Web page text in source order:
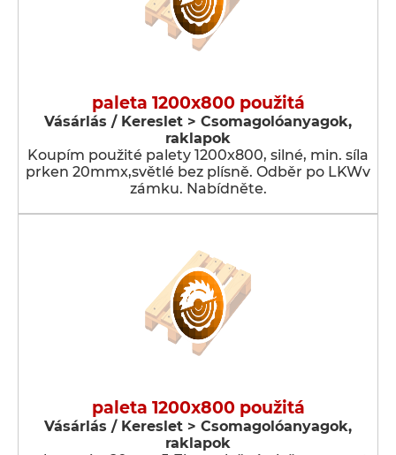
paleta 1200x800 použitá
Vásárlás / Kereslet > Csomagolóanyagok,
raklapok
Koupím použité palety 1200x800, silné, min. síla
prken 20mmx,světlé bez plísně. Odběr po LKWv
zámku. Nabídněte.
paleta 1200x800 použitá
Vásárlás / Kereslet > Csomagolóanyagok,
raklapok